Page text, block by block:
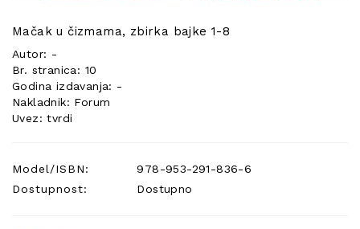
Mačak u čizmama, zbirka bajke 1-8
Autor: -
Br. stranica: 10
Godina izdavanja: -
Nakladnik: Forum
Uvez: tvrdi
Model/ISBN:
978-953-291-836-6
Dostupnost:
Dostupno